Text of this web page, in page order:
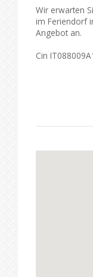
Wir erwarten
im Feriendorf
Angebot an.
Cin